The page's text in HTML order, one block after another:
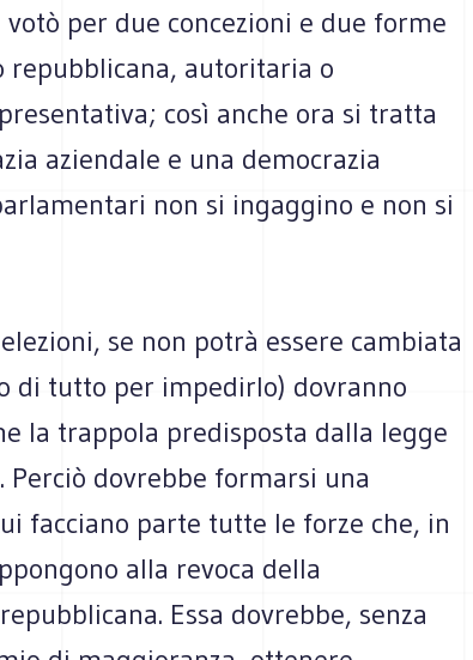
per due concezioni e due forme
repubblicana, autoritaria o
così anche ora si tratta
aziendale e una democrazia
non si ingaggino e non si
se non potrà essere cambiata
di tutto per impedirlo) dovranno
la trappola predisposta dalla legge
Perciò dovrebbe formarsi una
facciano parte tutte le forze che, in
alla revoca della
Essa dovrebbe, senza